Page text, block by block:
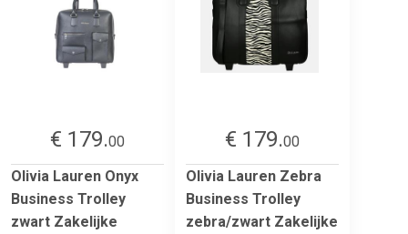
€ 179.00
Olivia Lauren Onyx
Business Trolley
zwart Zakelijke
€ 179.00
Olivia Lauren Zebra
Business Trolley
zebra/zwart Zakelijke